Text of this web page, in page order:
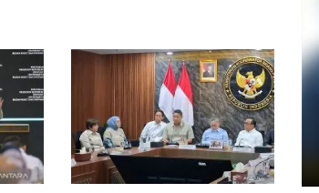
Pelanggan Filaha Farm setia
sampai 8 tahan?
1 Juni 2026 05:47